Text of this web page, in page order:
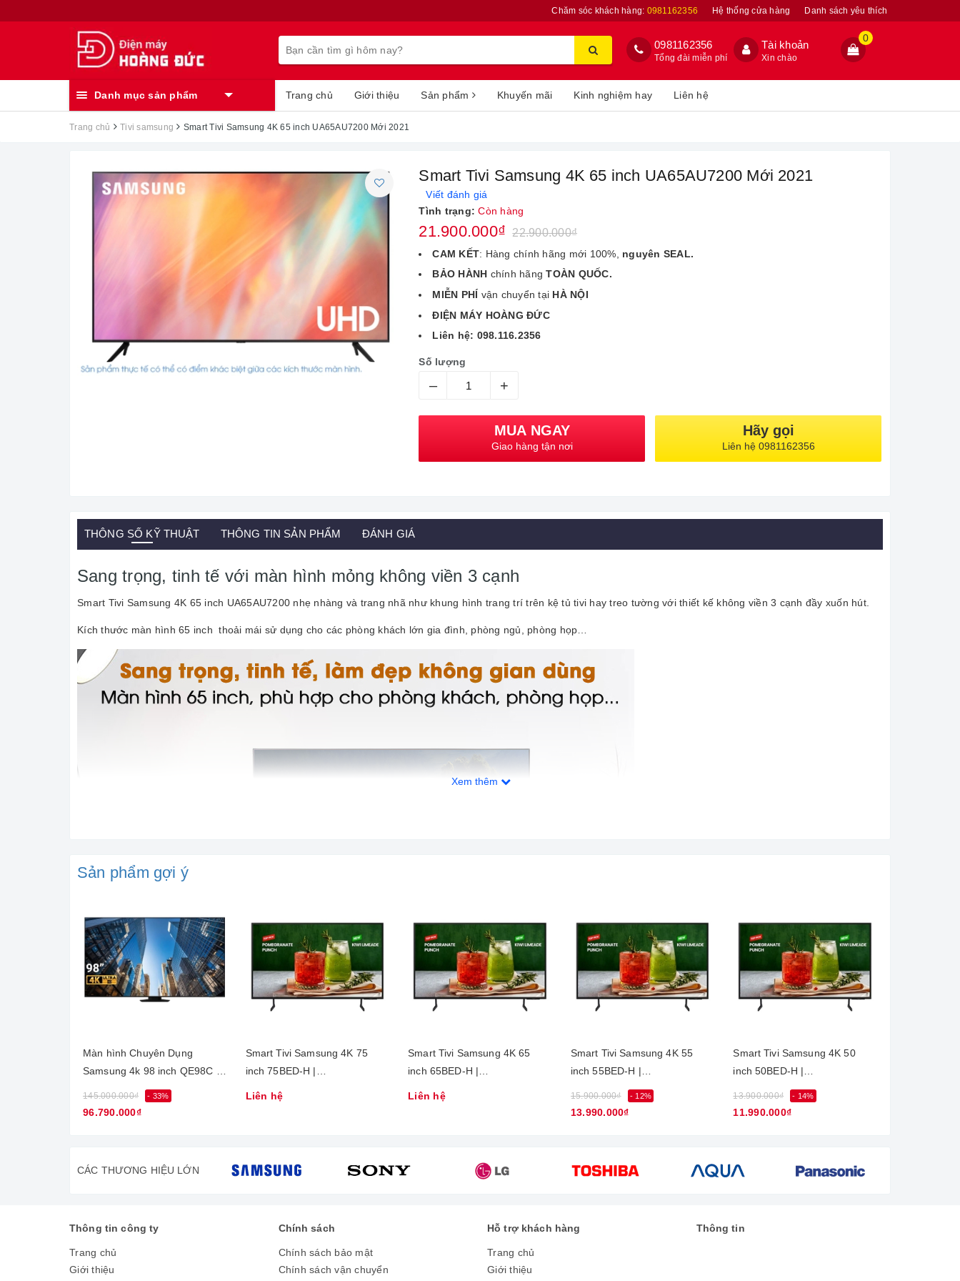
Chăm sóc khách hàng: 0981162356 Hệ thống cửa hàng Danh sách yêu thích
0981162356
Tổng đài miễn phí
Tài khoản
Xin chào
0
Danh mục sản phẩm Trang chủ Giới thiệu Sản phẩm Khuyến mãi Kinh nghiệm hay Liên hệ
Trang chủ Tivi samsung Smart Tivi Samsung 4K 65 inch UA65AU7200 Mới 2021
Smart Tivi Samsung 4K 65 inch UA65AU7200 Mới 2021
Viết đánh giá
Tình trạng: Còn hàng
21.900.000₫ 22.900.000₫
CAM KẾT: Hàng chính hãng mới 100%, nguyên SEAL.
BẢO HÀNH chính hãngTOÀN QUỐC.
MIỄN PHÍ vận chuyển tại HÀ NỘI
ĐIỆN MÁY HOÀNG ĐỨC
Liên hệ: 098.116.2356
Số lượng
– +
MUA NGAY
Giao hàng tận nơi
Hãy gọi
Liên hệ 0981162356
THÔNG SỐ KỸ THUẬT THÔNG TIN SẢN PHẨM ĐÁNH GIÁ
Sang trọng, tinh tế với màn hình mỏng không viền 3 cạnh
Smart Tivi Samsung 4K 65 inch UA65AU7200 nhẹ nhàng và trang nhã như khung hình trang trí trên kệ tủ tivi hay treo tường với thiết kế không viền 3 cạnh đầy xuốn hút.
Kích thước màn hình 65 inch thoải mái sử dụng cho các phòng khách lớn gia đình, phòng ngủ, phòng họp…
Mang đến những khung hình sắc nét, chi tiết cao với độ phân giải Ultra HD 4K
Hình ảnh hiển thị rõ ràng, chi tiết gấp 4 lần Full HD, mang đến những khung hình thật như cuộc sống trên màn hình sống động của Tivi Samsung.
Xem thêm
Sản phẩm gợi ý
Màn hình Chuyên Dụng
Samsung 4k 98 inch QE98C |
LH98QECELGCXXV
145.000.000₫ - 33%
96.790.000₫
Smart Tivi Samsung 4K 75
inch 75BED-H |
LH75BEDHVGKXXV
Liên hệ
Smart Tivi Samsung 4K 65
inch 65BED-H |
LH65BEDHVGKXXV
Liên hệ
Smart Tivi Samsung 4K 55
inch 55BED-H |
LH55BEDHVGKXXV
15.900.000₫ - 12%
13.990.000₫
Smart Tivi Samsung 4K 50
inch 50BED-H |
LH50BEDHVGKXXV
13.900.000₫ - 14%
11.990.000₫
CÁC THƯƠNG HIỆU LỚN
Thông tin công ty
Trang chủ
Giới thiệu
Chính sách
Chính sách bảo mật
Chính sách vận chuyển
Hỗ trợ khách hàng
Trang chủ
Giới thiệu
Thông tin